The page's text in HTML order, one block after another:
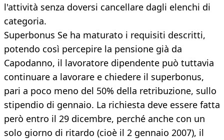
l'attività senza doversi cancellare dagli elenchi di
categoria.
Superbonus Se ha maturato i requisiti descritti,
potendo così percepire la pensione già da
Capodanno, il lavoratore dipendente può tuttavia
continuare a lavorare e chiedere il superbonus,
pari a poco meno del 50% della retribuzione, sullo
stipendio di gennaio. La richiesta deve essere fatta
però entro il 29 dicembre, perché anche con un
solo giorno di ritardo (cioè il 2 gennaio 2007), il